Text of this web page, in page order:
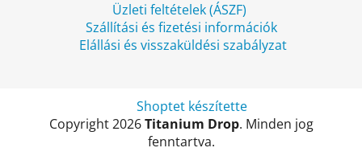
Üzleti feltételek (ÁSZF)
Szállítási és fizetési információk
Elállási és visszaküldési szabályzat
Shoptet készítette
Copyright 2026Titanium Drop. Minden jog
fenntartva.